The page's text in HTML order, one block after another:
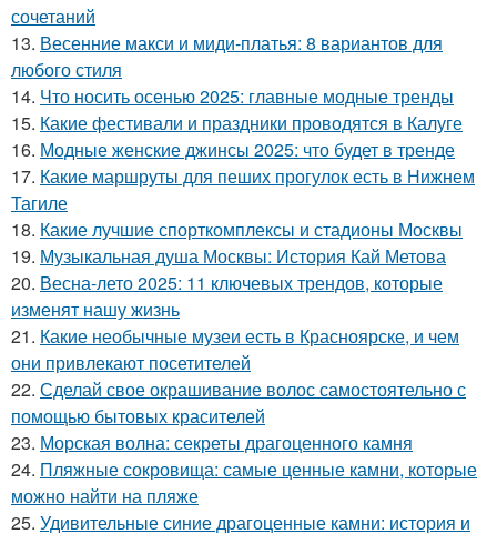
сочетаний
13. Весенние макси и миди-платья: 8 вариантов для
любого стиля
14. Что носить осенью 2025: главные модные тренды
15. Какие фестивали и праздники проводятся в Калуге
16. Модные женские джинсы 2025: что будет в тренде
17. Какие маршруты для пеших прогулок есть в Нижнем
Тагиле
18. Какие лучшие спорткомплексы и стадионы Москвы
19. Музыкальная душа Москвы: История Кай Метова
20. Весна-лето 2025: 11 ключевых трендов, которые
изменят нашу жизнь
21. Какие необычные музеи есть в Красноярске, и чем
они привлекают посетителей
22. Сделай свое окрашивание волос самостоятельно с
помощью бытовых красителей
23. Морская волна: секреты драгоценного камня
24. Пляжные сокровища: самые ценные камни, которые
можно найти на пляже
25. Удивительные синие драгоценные камни: история и